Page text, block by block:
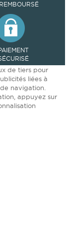
de tiers pour
liées à
navigation.
appuyez sur